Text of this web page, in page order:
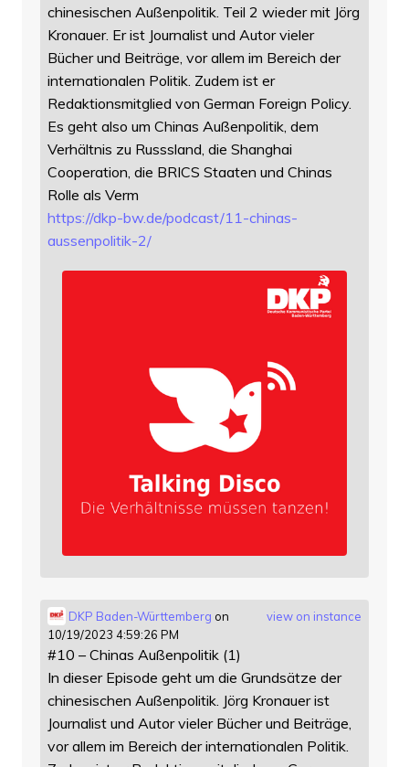
chinesischen Außenpolitik. Teil 2 wieder mit Jörg
Kronauer. Er ist Journalist und Autor vieler
Bücher und Beiträge, vor allem im Bereich der
internationalen Politik. Zudem ist er
Redaktionsmitglied von German Foreign Policy.
Es geht also um Chinas Außenpolitik, dem
Verhältnis zu Russsland, die Shanghai
Cooperation, die BRICS Staaten und Chinas
Rolle als Verm
https://dkp-bw.de/podcast/11-chinas-
aussenpolitik-2/
view on instance
DKP Baden-Württemberg on
10/19/2023 4:59:26 PM
#10 – Chinas Außenpolitik (1)
In dieser Episode geht um die Grundsätze der
chinesischen Außenpolitik. Jörg Kronauer ist
Journalist und Autor vieler Bücher und Beiträge,
vor allem im Bereich der internationalen Politik.